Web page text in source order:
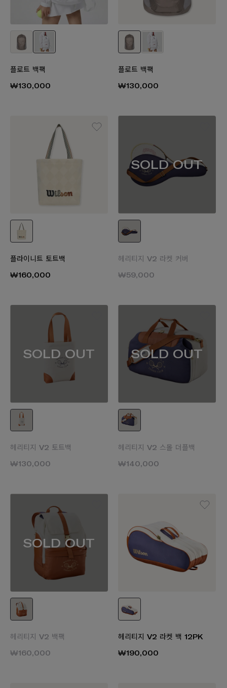
플로트 백팩
₩130,000
플로트 백팩
₩130,000
플라이니트 토트백
₩160,000
SOLD OUT
헤리티지 V2 라켓 커버
₩59,000
SOLD OUT
헤리티지 V2 토트백
₩130,000
SOLD OUT
헤리티지 V2 스몰 더플백
₩140,000
SOLD OUT
헤리티지 V2 백팩
₩160,000
헤리티지 V2 라켓 백 12PK
₩190,000